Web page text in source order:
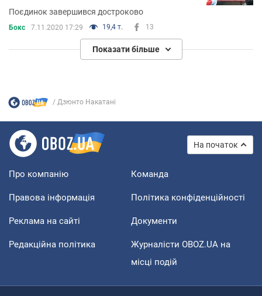
Поєдинок завершився достроково
Бокс 7.11.2020 17:29 19,4 т. 13
Показати більше
Дзюнто Накатані
На початок
Про компанію Команда
Правова інформація Політика конфіденційності
Реклама на сайті Документи
Редакційна політика
Журналісти OBOZ.UA на
місці подій